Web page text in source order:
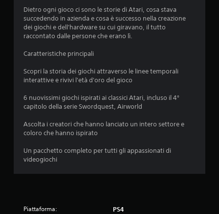
Dietro ogni gioco ci sono le storie di Atari, cosa stava
succedendo in azienda e cosa è successo nella creazione
dei giochi e dell'hardware su cui giravano, il tutto
raccontato dalle persone che erano lì.
Caratteristiche principali
Scopri la storia dei giochi attraverso le linee temporali
interattive e rivivi l'età d'oro del gioco
6 nuovissimi giochi ispirati ai classici Atari, incluso il 4°
capitolo della serie Swordquest, Airworld
Ascolta i creatori che hanno lanciato un intero settore e
coloro che hanno ispirato
Un pacchetto completo per tutti gli appassionati di
videogiochi
Piattaforma: PS4